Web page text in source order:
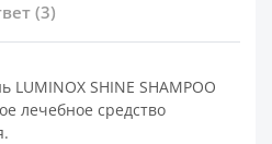
(3)
SHINE SHAMPOO
лечебное средство